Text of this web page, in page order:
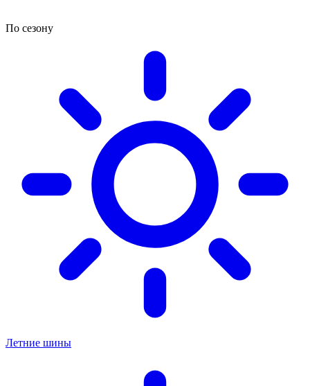
По сезону
Летние шины